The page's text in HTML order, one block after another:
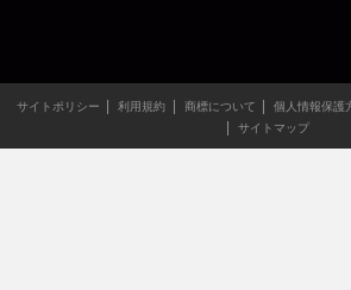
サイトポリシー 利用規約 商標について 個人情報保護
サイトマップ